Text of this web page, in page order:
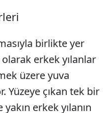
Sesi Aç
birlikte yer
erkek yılanlar
üzere yuva
Yüzeye çıkan tek bir
yakın erkek yılanın